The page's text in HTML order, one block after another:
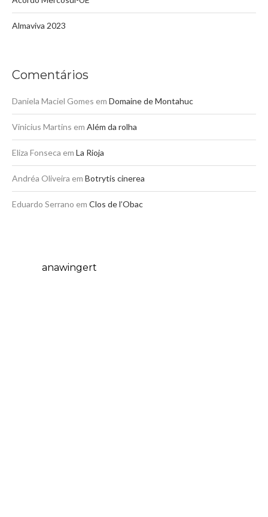
Almaviva 2023
Comentários
Daniela Maciel Gomes em Domaine de Montahuc
Vinicius Martins em Além da rolha
Eliza Fonseca em La Rioja
Andréa Oliveira em Botrytis cinerea
Eduardo Serrano em Clos de l’Obac
anawingert